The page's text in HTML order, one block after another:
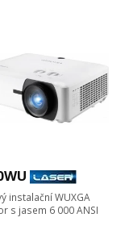
instalační WUXGA
s jasem 6 000 ANSI